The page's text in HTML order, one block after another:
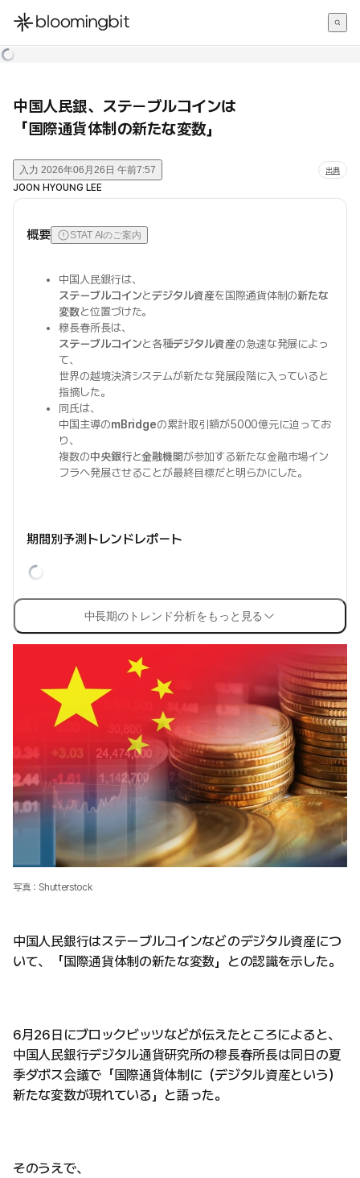
한국어
中国人民銀、ステーブルコインは
「国際通貨体制の新たな変数」
入力 2026年06月26日 午前7:57 出典
JOON HYOUNG LEE
概要 STAT AIのご案内
中国人民銀行は、
ステーブルコインとデジタル資産を国際通貨体制の新たな
変数と位置づけた。
穆長春所長は、
ステーブルコインと各種デジタル資産の急速な発展によっ
て、
世界の越境決済システムが新たな発展段階に入っていると
指摘した。
同氏は、
中国主導のmBridgeの累計取引額が5000億元に迫ってお
り、
複数の中央銀行と金融機関が参加する新たな金融市場イン
フラへ発展させることが最終目標だと明らかにした。
期間別予測トレンドレポート
中長期のトレンド分析をもっと見る
写真：Shutterstock
中国人民銀行はステーブルコインなどのデジタル資産につ
いて、「国際通貨体制の新たな変数」との認識を示した。
6月26日にブロックビッツなどが伝えたところによると、
中国人民銀行デジタル通貨研究所の穆長春所長は同日の夏
季ダボス会議で「国際通貨体制に（デジタル資産という）
新たな変数が現れている」と語った。
そのうえで、